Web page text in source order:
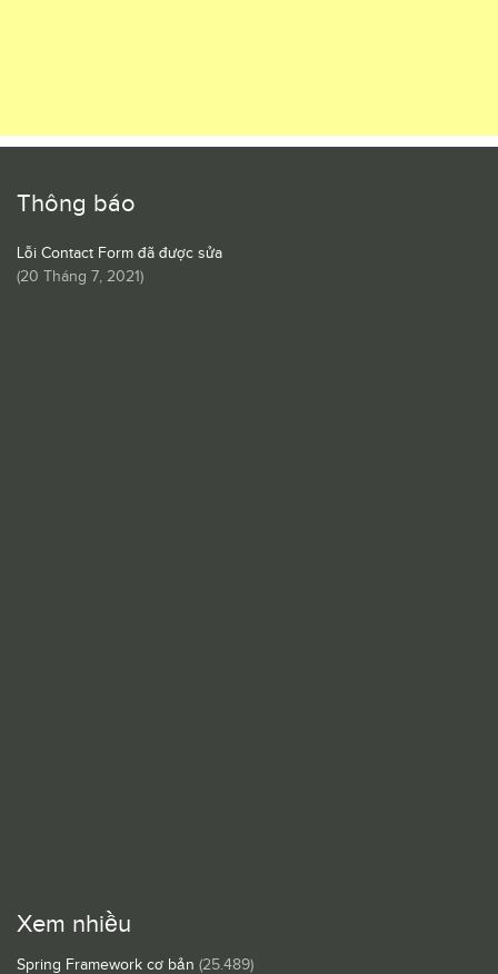
Thông báo
Lỗi Contact Form đã được sửa
(20 Tháng 7, 2021)
Xem nhiều
Spring Framework cơ bản (25.489)